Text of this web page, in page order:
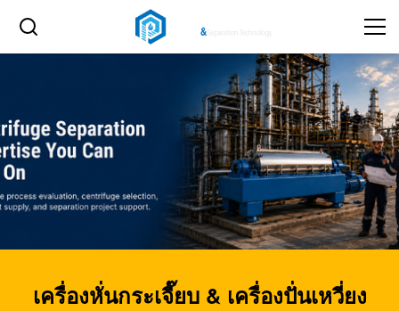
เครื่องหั่นกระเจี๊ยบ & เครื่องปั่นเหวี่ยง